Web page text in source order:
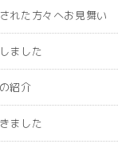
れた方々へお見舞い
ました
紹介
ました